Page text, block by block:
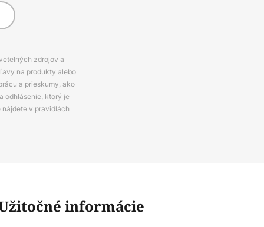
zdrojov a
na produkty alebo
a prieskumy, ako
odhlásenie, ktorý je
v pravidlách
informácie